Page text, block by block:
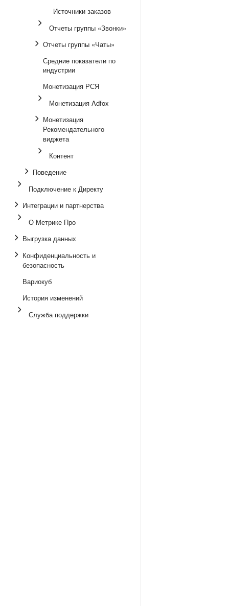
Источники заказов
Отчеты группы «Звонки»
Отчеты группы «Чаты»
Средние показатели по
индустрии
Монетизация РСЯ
Монетизация Adfox
Монетизация
Рекомендательного
виджета
Контент
Поведение
Подключение к Директу
Интеграции и партнерства
О Метрике Про
Выгрузка данных
Конфиденциальность и
безопасность
Вариокуб
История изменений
Служба поддержки